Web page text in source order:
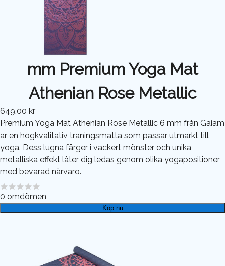
mm Premium Yoga Mat
Athenian Rose Metallic
649,00 kr
Premium Yoga Mat Athenian Rose Metallic 6 mm från Gaiam
är en högkvalitativ träningsmatta som passar utmärkt till
yoga. Dess lugna färger i vackert mönster och unika
metalliska effekt låter dig ledas genom olika yogapositioner
med bevarad närvaro.
0 omdömen
Köp nu